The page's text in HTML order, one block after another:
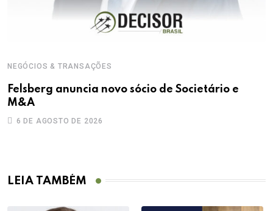
NEGÓCIOS & TRANSAÇÕES
Felsberg anuncia novo sócio de Societário e
M&A
6 DE AGOSTO DE 2026
LEIA TAMBÉM